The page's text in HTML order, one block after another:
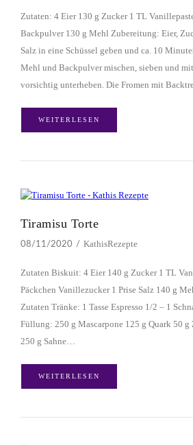
Zutaten: 4 Eier 130 g Zucker 1 TL
Backpulver 130 g Mehl Zubereitung: Eier,
Salz in eine Schüssel geben und ca. 10
Mehl und Backpulver mischen, sieben und
vorsichtig unterheben. Die Fromen mit
WEITERLESEN
Tiramisu Torte
08/11/2020 KathisRezepte
Zutaten Biskuit: 4 Eier 140 g Zucker 1 TL
Päckchen Vanillezucker 1 Prise Salz 140 g
Zutaten Tränke: 1 Tasse Espresso 1/2 – 1
Füllung: 250 g Mascarpone 125 g Quark 50 g
250 g Sahne…
WEITERLESEN